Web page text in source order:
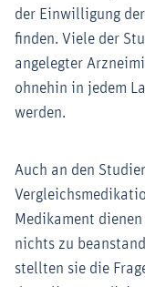
der Einwilligung
finden. Viele der
angelegter
ohnehin in jedem
werden.
Auch an den
Medikament
nichts zu
stellten sie die